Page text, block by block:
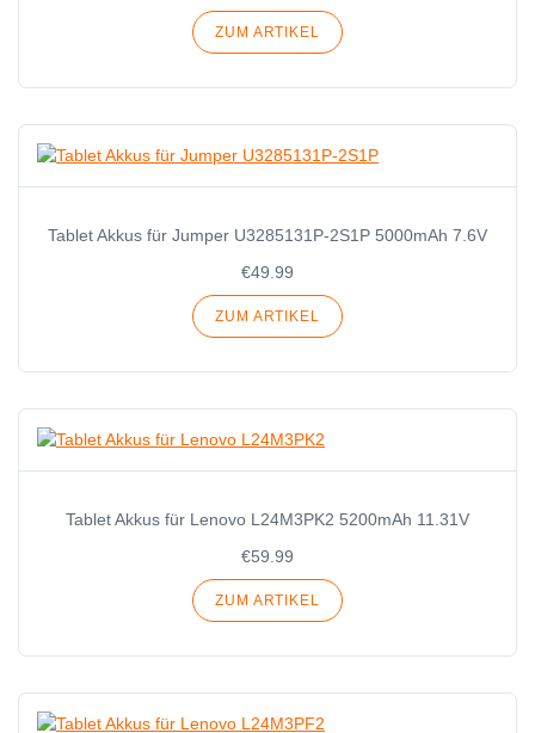
ZUM ARTIKEL
Tablet Akkus für Jumper U3285131P-2S1P 5000mAh 7.6V
€49.99
ZUM ARTIKEL
Tablet Akkus für Lenovo L24M3PK2 5200mAh 11.31V
€59.99
ZUM ARTIKEL